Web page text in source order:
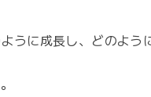
うに成長し、どのよう